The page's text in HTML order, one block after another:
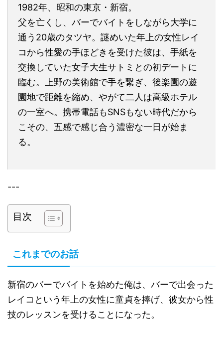
1982年、昭和の東京・新宿。
父を亡くし、バーでバイトをしながら大学に
通う20歳のタツヤ。謎めいた年上の女性レイ
コから性愛の手ほどきを受けた彼は、手紙を
交換していた女子大生サトミとの初デートに
臨む。上野の美術館で手を繋ぎ、後楽園の遊
園地で距離を縮め、やがて二人は高級ホテル
の一室へ。携帯電話もSNSもない時代だから
こその、五感で感じ合う濃密な一日が始ま
る。
---
目次
これまでのお話
新宿のバーでバイトを始めた俺は、バーで出会った
レイコという年上の女性に童貞を捧げ、彼女から性
技のレッスンを受けることになった。